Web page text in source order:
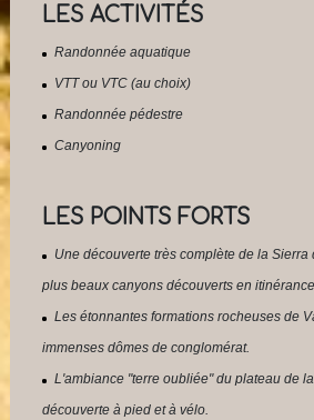
LES ACTIVITÉS
Randonnée aquatique
VTT ou VTC (au choix)
Randonnée pédestre
Canyoning
LES POINTS FORTS
Une découverte très complète de la Sierra
plus beaux canyons découverts en
Les étonnantes formations rocheuses de
immenses dômes de conglomérat.
L'ambiance "terre oubliée" du plateau de
découverte à pied et à vélo.